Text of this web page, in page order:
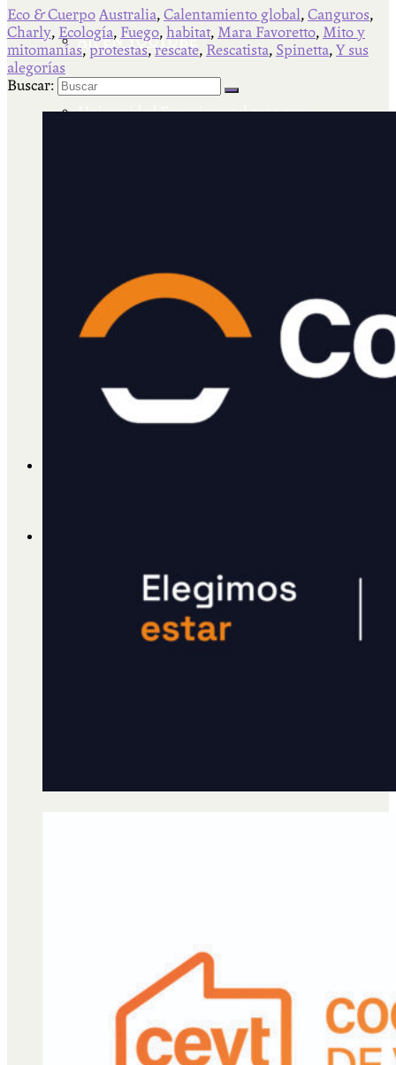
AJÍ EN YOUTUBE
Universidad Experimental 2022-2025
Cátedra Bailable 2018
Más
ADHERITE!
Eco & Cuerpo Australia, Calentamiento global, Canguros,
Charly, Ecología, Fuego, habitat, Mara Favoretto, Mito y
mitomanías, protestas, rescate, Rescatista, Spinetta, Y sus
alegorías
Buscar: